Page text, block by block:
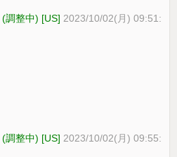
調整中) [US] 2023/10/02(月) 09:51:
調整中) [US] 2023/10/02(月) 09:55: